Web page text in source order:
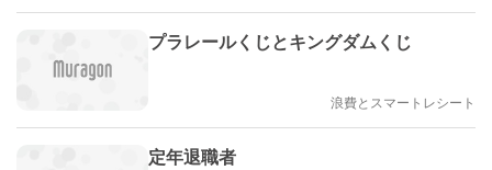
プラレールくじとキングダムくじ
浪費とスマートレシート
定年退職者